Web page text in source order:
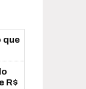
que
R$